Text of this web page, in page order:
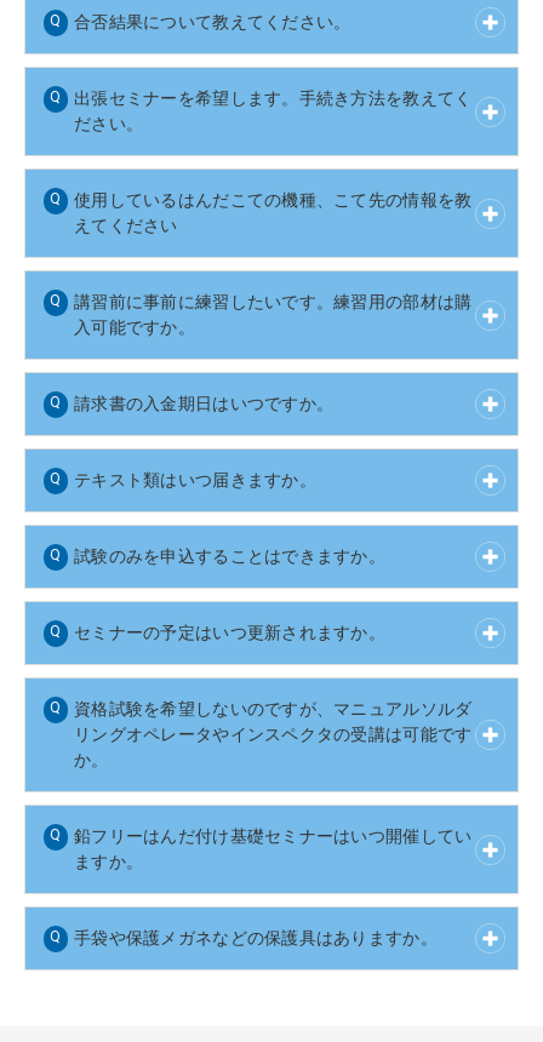
合否結果について教えてください。
出張セミナーを希望します。手続き方法を教えてく
ださい。
使用しているはんだこての機種、こて先の情報を教
えてください
講習前に事前に練習したいです。練習用の部材は購
入可能ですか。
請求書の入金期日はいつですか。
テキスト類はいつ届きますか。
試験のみを申込することはできますか。
セミナーの予定はいつ更新されますか。
資格試験を希望しないのですが、マニュアルソルダ
リングオペレータやインスペクタの受講は可能です
か。
鉛フリーはんだ付け基礎セミナーはいつ開催してい
ますか。
手袋や保護メガネなどの保護具はありますか。